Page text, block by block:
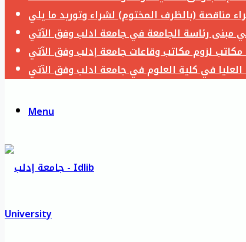
Menu